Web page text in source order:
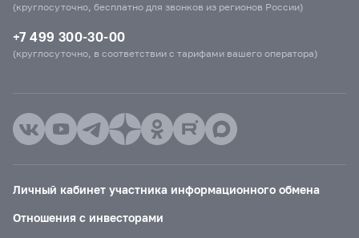
(круглосуточно, бесплатно для звонков из регионов России)
+7 499 300-30-00
(круглосуточно, в соответствии с тарифами вашего оператора)
Личный кабинет участника информационного обмена
Отношения с инвесторами